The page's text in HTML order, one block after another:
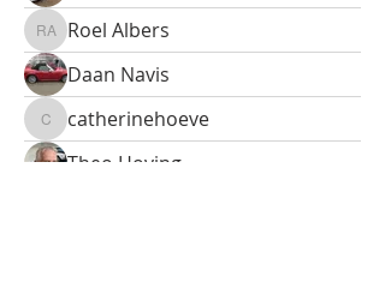
Roel Albers
Roel Albers
Daan Navis
catherinehoeve
catherinehoeve
Theo Hoving